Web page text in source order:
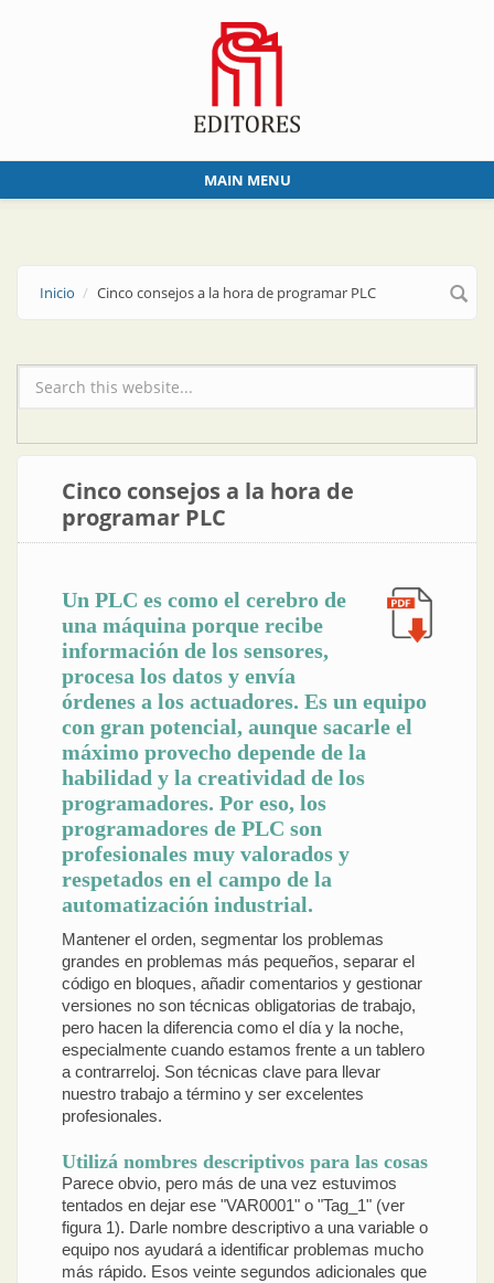
MAIN MENU
Inicio Cinco consejos a la hora de programar PLC
Formulario de búsqueda
Cinco consejos a la hora de
programar PLC
Un PLC es como el cerebro de
una máquina porque recibe
información de los sensores,
procesa los datos y envía
órdenes a los actuadores. Es un equipo
con gran potencial, aunque sacarle el
máximo provecho depende de la
habilidad y la creatividad de los
programadores. Por eso, los
programadores de PLC son
profesionales muy valorados y
respetados en el campo de la
automatización industrial.
Mantener el orden, segmentar los problemas
grandes en problemas más pequeños, separar el
código en bloques, añadir comentarios y gestionar
versiones no son técnicas obligatorias de trabajo,
pero hacen la diferencia como el día y la noche,
especialmente cuando estamos frente a un tablero
a contrarreloj. Son técnicas clave para llevar
nuestro trabajo a término y ser excelentes
profesionales.
Utilizá nombres descriptivos para las cosas
Parece obvio, pero más de una vez estuvimos
tentados en dejar ese "VAR0001" o "Tag_1" (ver
figura 1). Darle nombre descriptivo a una variable o
equipo nos ayudará a identificar problemas mucho
más rápido. Esos veinte segundos adicionales que